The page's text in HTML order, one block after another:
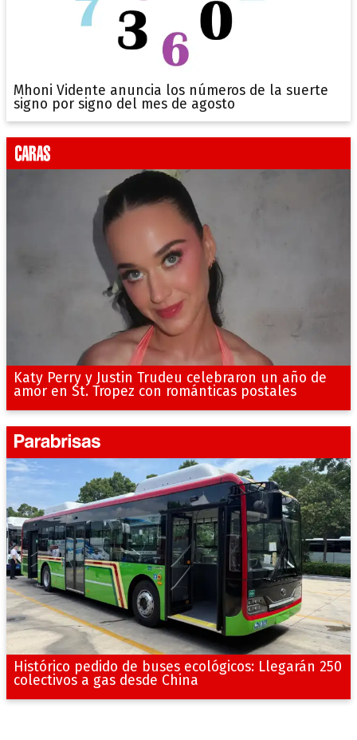
Mhoni Vidente anuncia los números de la suerte
signo por signo del mes de agosto
Katy Perry y Justin Trudeu celebraron un año de
amor en St. Tropez con románticas postales
Histórico pedido de buses ecológicos: Llegarán 250
colectivos a gas desde China